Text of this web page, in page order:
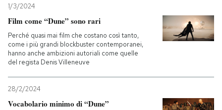
Cultura
Economia
Sport
Mondiali calcio 2026
1/3/2024
Film come “Dune” sono rari
Perché quasi mai film che costano così tanto,
come i più grandi blockbuster contemporanei,
hanno anche ambizioni autoriali come quelle
del regista Denis Villeneuve
28/2/2024
Vocabolario minimo di “Dune”